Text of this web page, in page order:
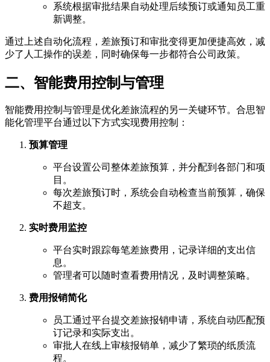
系统根据审批结果自动处理后续预订或通知员工重
新调整。
通过上述自动化流程，差旅预订和审批变得更加便捷高效，减
少了人工操作的误差，同时确保每一步都符合公司政策。
二、智能费用控制与管理
智能费用控制与管理是优化差旅流程的另一关键环节。合思智
能化管理平台通过以下方式实现费用控制：
预算管理
平台设置公司整体差旅预算，并分配到各部门和项
目。
每次差旅预订时，系统会自动检查当前预算，确保
不超支。
实时费用监控
平台实时跟踪每笔差旅费用，记录详细的支出信
息。
管理者可以随时查看费用情况，及时调整策略。
费用报销简化
员工通过平台提交差旅报销申请，系统自动匹配预
订记录和实际支出。
审批人在线上审核报销单，减少了繁琐的纸质流
程。